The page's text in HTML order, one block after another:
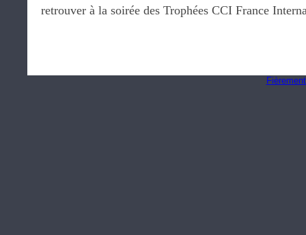
retrouver à la soirée des Trophées CCI France